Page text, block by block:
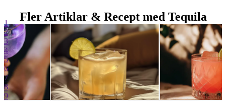
Fler Artiklar & Recept med Tequila
1
2
3
4
5
6
7
8
9